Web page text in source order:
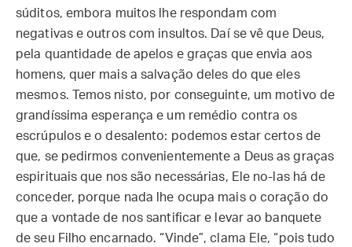
súditos, embora muitos lhe respondam com
negativas e outros com insultos. Daí se vê que Deus,
pela quantidade de apelos e graças que envia aos
homens, quer mais a salvação deles do que eles
mesmos. Temos nisto, por conseguinte, um motivo de
grandíssima esperança e um remédio contra os
escrúpulos e o desalento: podemos estar certos de
que, se pedirmos convenientemente a Deus as graças
espirituais que nos são necessárias, Ele no-las há de
conceder, porque nada lhe ocupa mais o coração do
que a vontade de nos santificar e levar ao banquete
de seu Filho encarnado. “Vinde”, clama Ele, “pois tudo